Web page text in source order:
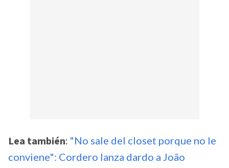
Lea también: "No sale del closet porque no le
conviene": Cordero lanza dardo a João